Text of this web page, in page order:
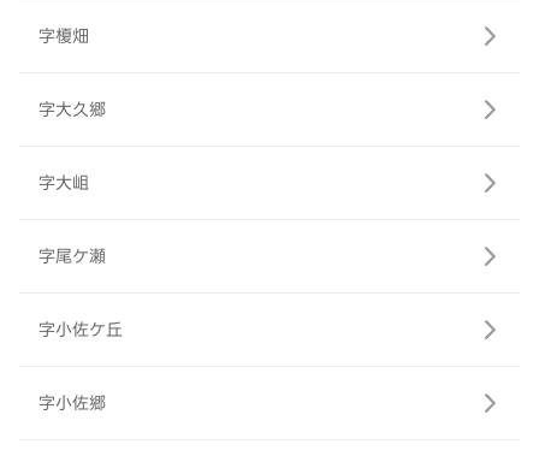
字榎畑
字大久郷
字大岨
字尾ケ瀬
字小佐ケ丘
字小佐郷